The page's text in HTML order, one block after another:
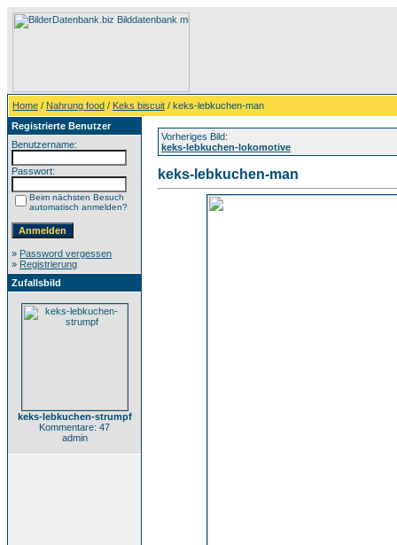
Home / Nahrung food / Keks biscuit / keks-lebkuchen-man
Registrierte Benutzer
Benutzername:
Passwort:
Beim nächsten Besuch
automatisch anmelden?
» Password vergessen
» Registrierung
Zufallsbild
keks-lebkuchen-strumpf
Kommentare: 47
admin
Vorheriges Bild:
keks-lebkuchen-lokomotive
keks-lebkuchen-man